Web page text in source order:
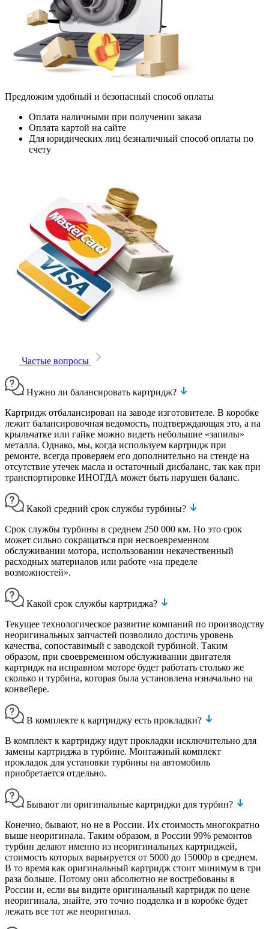
Предложим удобный и безопасный способ оплаты
Оплата наличными при получении заказа
Оплата картой на сайте
Для юридических лиц безналичный способ оплаты по
счету
Частые вопросы
Нужно ли балансировать картридж?
Картридж отбалансирован на заводе изготовителе. В коробке
лежит балансировочная ведомость, подтверждающая это, а на
крыльчатке или гайке можно видеть небольшие «запилы»
металла. Однако, мы, когда используем картридж при
ремонте, всегда проверяем его дополнительно на стенде на
отсутствие утечек масла и остаточный дисбаланс, так как при
транспортировке ИНОГДА может быть нарушен баланс.
Какой средний срок службы турбины?
Срок службы турбины в среднем 250 000 км. Но это срок
может сильно сокращаться при несвоевременном
обслуживании мотора, использовании некачественный
расходных материалов или работе «на пределе
возможностей».
Какой срок службы картриджа?
Текущее технологическое развитие компаний по производству
неоригинальных запчастей позволило достичь уровень
качества, сопоставимый с заводской турбиной. Таким
образом, при своевременном обслуживании двигателя
картридж на исправном моторе будет работать столько же
сколько и турбина, которая была установлена изначально на
конвейере.
В комплекте к картриджу есть прокладки?
В комплект к картриджу идут прокладки исключительно для
замены картриджа в турбине. Монтажный комплект
прокладок для установки турбины на автомобиль
приобретается отдельно.
Бывают ли оригинальные картриджи для турбин?
Конечно, бывают, но не в России. Их стоимость многократно
выше неоригинала. Таким образом, в России 99% ремонтов
турбин делают именно из неоригинальных картриджей,
стоимость которых варьируется от 5000 до 15000р в среднем.
В то время как оригинальный картридж стоит минимум в три
раза больше. Потому они абсолютно не востребованы в
России и, если вы видите оригинальный картридж по цене
неоригинала, знайте, это точно подделка и в коробке будет
лежать все тот же неоригинал.